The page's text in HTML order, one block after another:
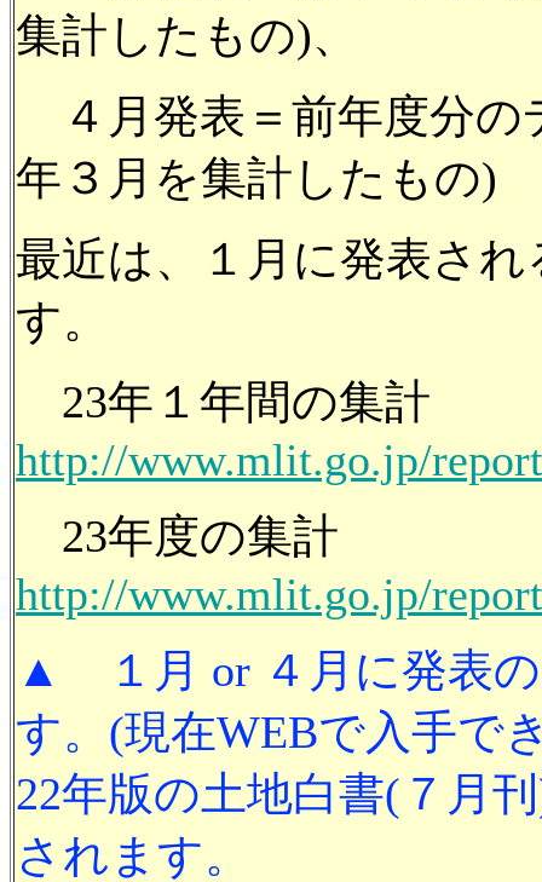
集計したもの)、
４月発表＝前年度分の
年３月を集計したもの)
最近は、１月に発表さ
す。
23年１年間の集計
http://www.mlit.go.jp/
23年度の集計
http://www.mlit.go.jp/
▲ １月 or ４月に発表
す。 (現在WEBで入手で
22年版の土地白書(７月
されます。